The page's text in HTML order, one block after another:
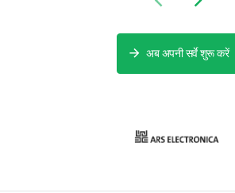
अब अपनी सर्वे शुरू करें